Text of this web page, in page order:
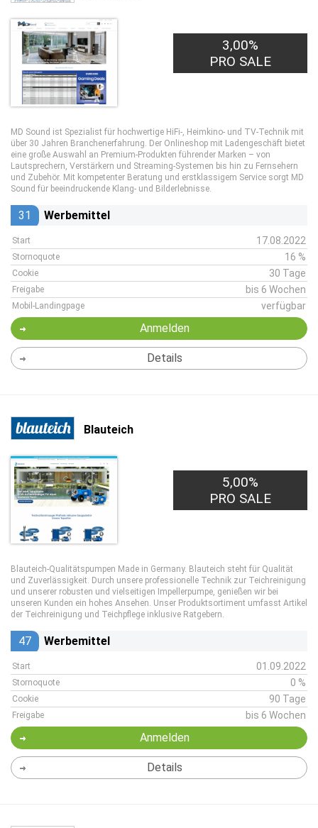
3,00%
PRO SALE
MD Sound ist Spezialist für hochwertige HiFi-, Heimkino- und TV-Technik mit
über 30 Jahren Branchenerfahrung. Der Onlineshop mit Ladengeschäft bietet
eine große Auswahl an Premium-Produkten führender Marken – von
Lautsprechern, Verstärkern und Streaming-Systemen bis hin zu Fernsehern
und Zubehör. Mit kompetenter Beratung und erstklassigem Service sorgt MD
Sound für beeindruckende Klang- und Bilderlebnisse.
31 Werbemittel
Start 17.08.2022
Stornoquote 16 %
Cookie 30 Tage
Freigabe bis 6 Wochen
Mobil-Landingpage verfügbar
Anmelden
Details
Blauteich
5,00%
PRO SALE
Blauteich-Qualitätspumpen Made in Germany. Blauteich steht für Qualität
und Zuverlässigkeit. Durch unsere professionelle Technik zur Teichreinigung
und unserer robusten und vielseitigen Impellerpumpe, genießen wir bei
unseren Kunden ein hohes Ansehen. Unser Produktsortiment umfasst Artikel
der Teichreinigung und Teichpflege inklusive Ratgebern.
47 Werbemittel
Start 01.09.2022
Stornoquote 0 %
Cookie 90 Tage
Freigabe bis 6 Wochen
Anmelden
Details